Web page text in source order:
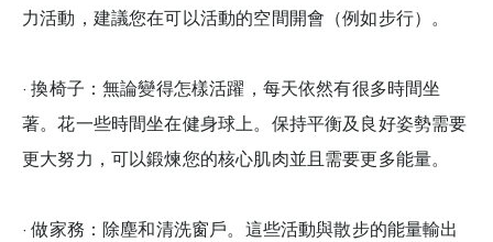
力活動，建議您在可以活動的空間開會（例如步行）。
· 換椅子：無論變得怎樣活躍，每天依然有很多時間坐
著。花一些時間坐在健身球上。保持平衡及良好姿勢需要
更大努力，可以鍛煉您的核心肌肉並且需要更多能量。
· 做家務：除塵和清洗窗戶。這些活動與散步的能量輸出